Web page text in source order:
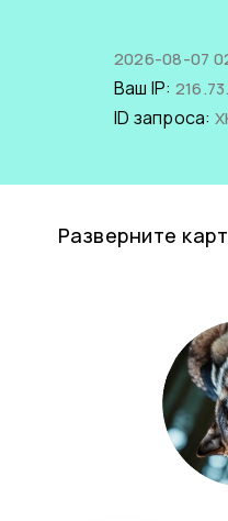
2026-08-07
Ваш IP:
ID запроса:
Разверните